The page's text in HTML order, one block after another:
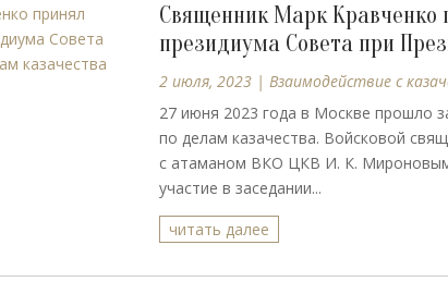
Священник Марк Кравченко
президиума Совета при
2 июля, 2023| Взаимодействие с
27 июня 2023 года в Москве прошло
по делам казачества. Войсковой
с атаманом ВКО ЦКВ И. К. Мироновым
участие в заcедании...
читать далее